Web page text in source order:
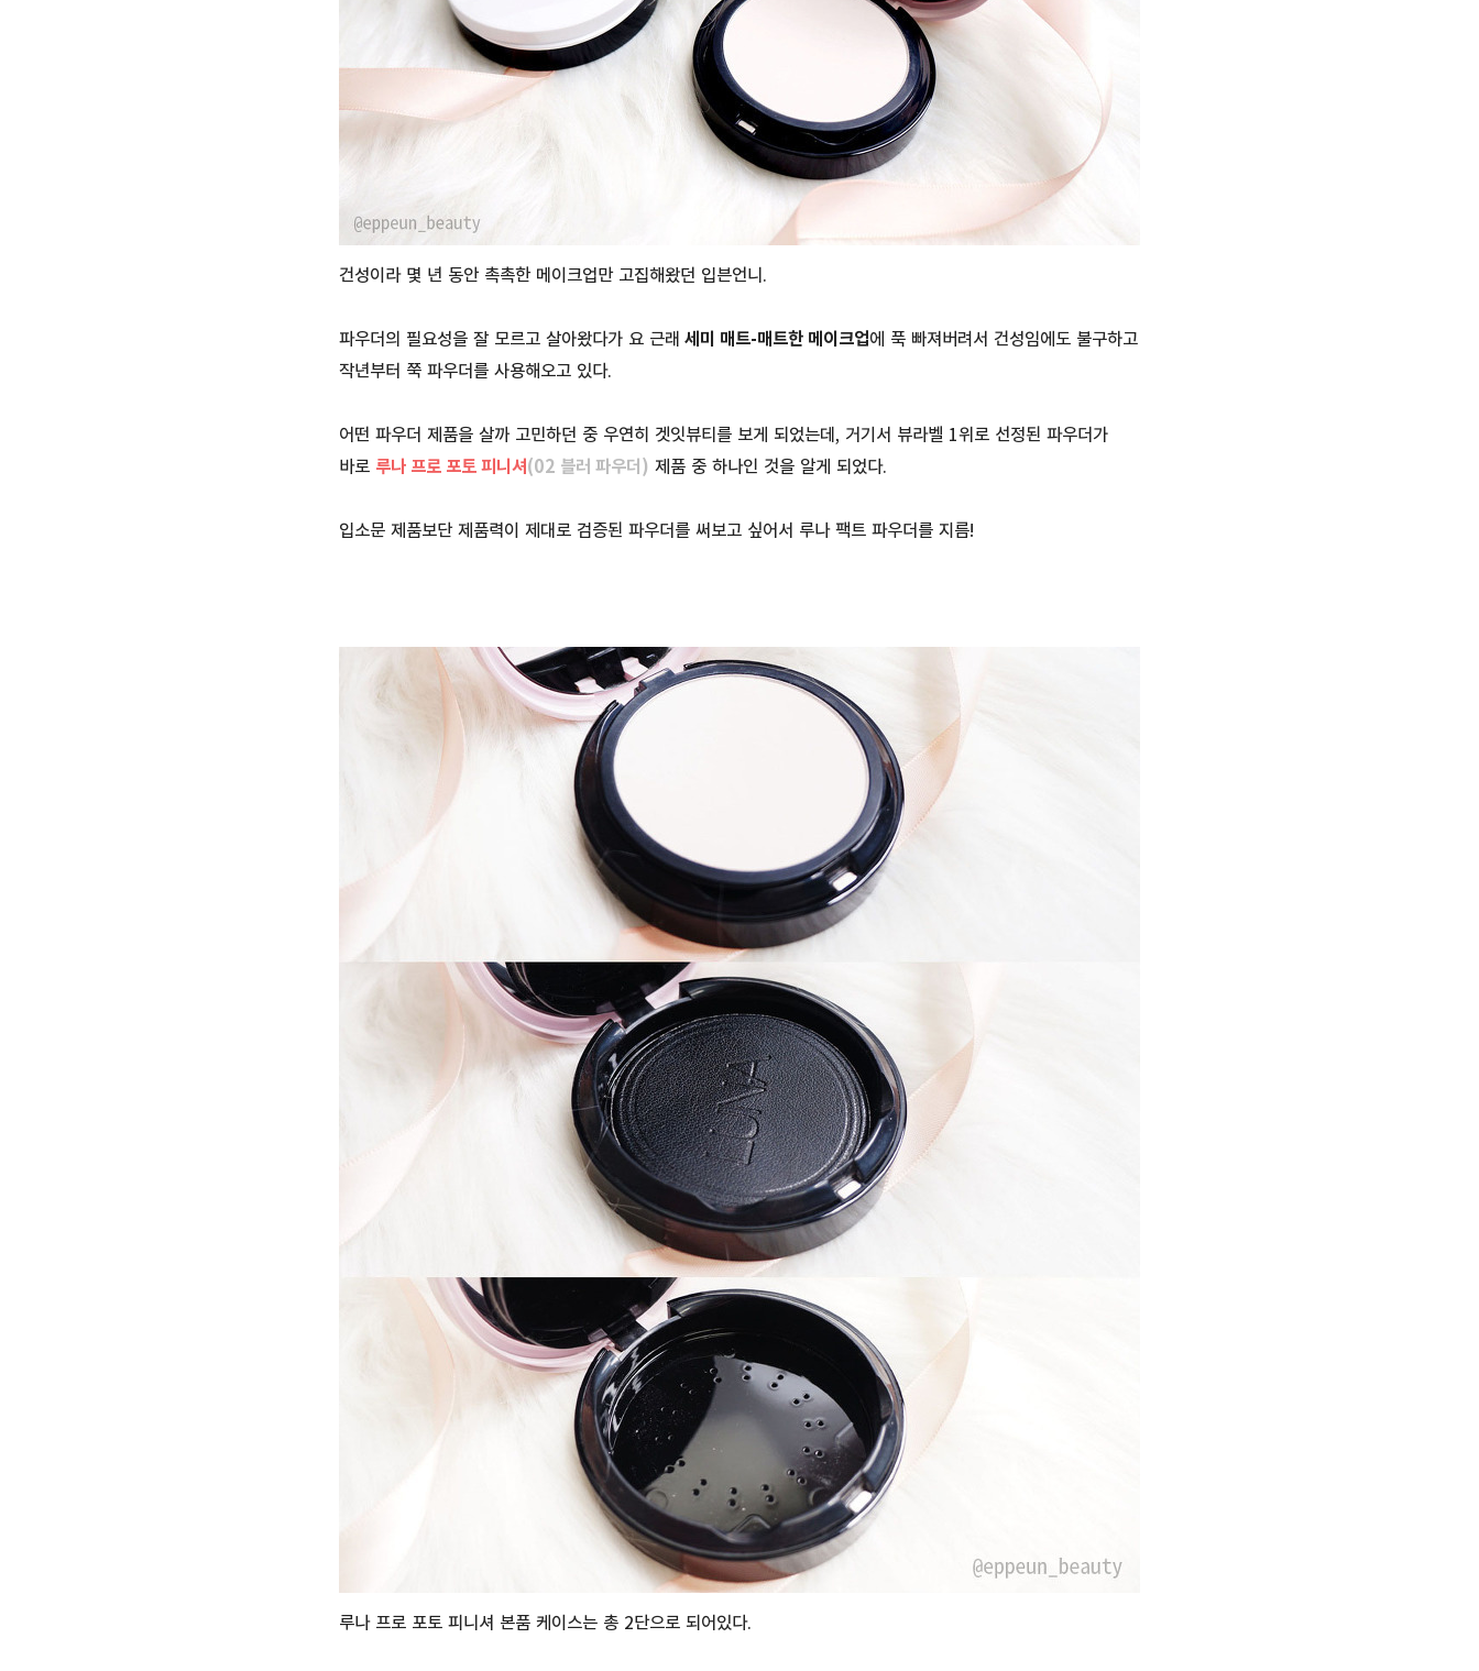
건성이라 몇 년 동안 촉촉한 메이크업만 고집해왔던 입븐언니.
파우더의 필요성을 잘 모르고 살아왔다가 요 근래 세미 매트-매트한 메이크업에 푹 빠져버려서 건성임에도 불구하고
작년부터 쭉 파우더를 사용해오고 있다.
어떤 파우더 제품을 살까 고민하던 중 우연히 겟잇뷰티를 보게 되었는데, 거기서 뷰라벨 1위로 선정된 파우더가
바로 루나 프로 포토 피니셔 (02 블러 파우더 ) 제품 중 하나인 것을 알게 되었다.
입소문 제품보단 제품력이 제대로 검증된 파우더를 써보고 싶어서 루나 팩트 파우더를 지름!
루나 프로 포토 피니셔 본품 케이스는 총 2단으로 되어있다.